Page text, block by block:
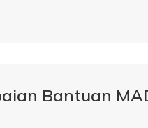
Bantuan